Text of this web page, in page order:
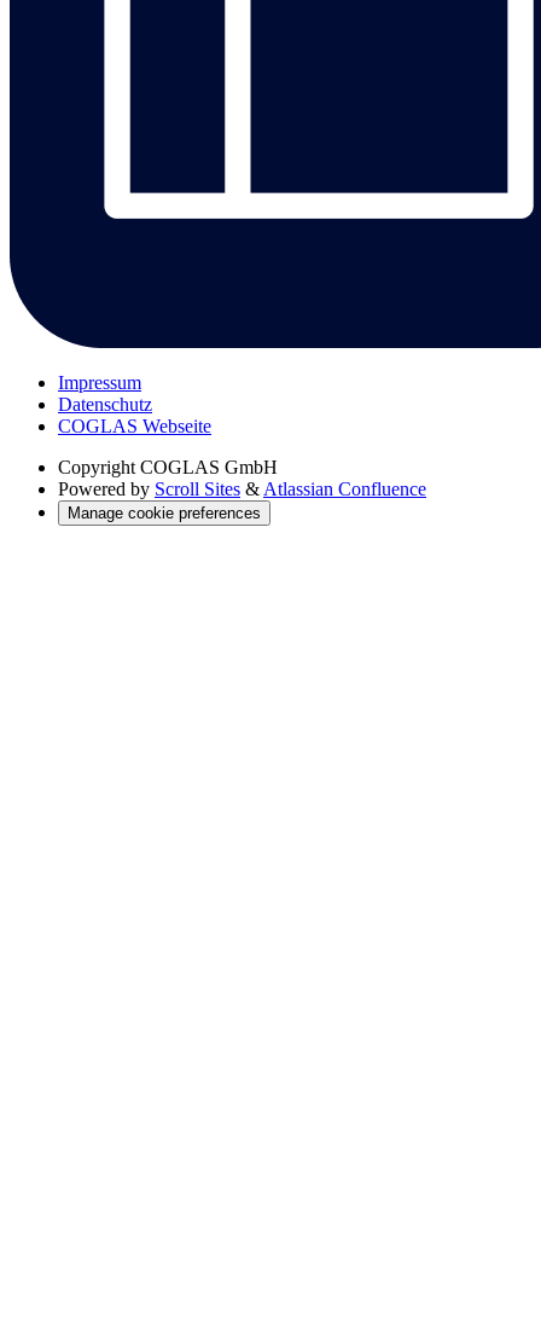
Impressum
Datenschutz
COGLAS Webseite
Copyright COGLAS GmbH
Powered by Scroll Sites & Atlassian Confluence
Manage cookie preferences